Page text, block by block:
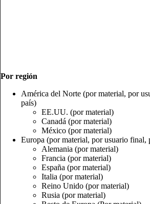
Por región
América del Norte (por material, por
país)
EE.UU. (por material)
Canadá (por material)
México (por material)
Europa (por material, por usuario final,
Alemania (por material)
Francia (por material)
España (por material)
Italia (por material)
Reino Unido (por material)
Rusia (por material)